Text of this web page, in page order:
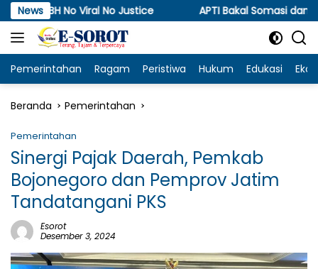
Langsung
ke
konten
News
Viral No Justice APTI Bakal Somasi dan Gugat KPPU,
Pemerintahan Ragam Peristiwa Hukum Edukasi
Beranda Pemerintahan
Pemerintahan
Sinergi Pajak Daerah, Pemkab
Bojonegoro dan Pemprov Jatim
Tandatangani PKS
Esorot
Desember 3, 2024